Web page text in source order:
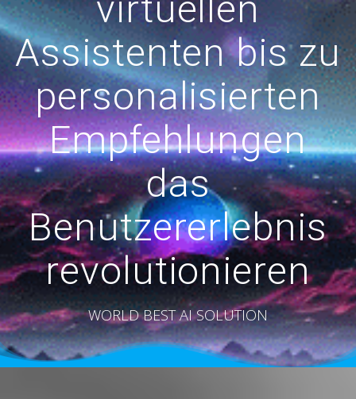
Assistenten bis zu
personalisierten
Empfehlungen
das
Benutzererlebnis
revolutionieren
WORLD BEST AI SOLUTION